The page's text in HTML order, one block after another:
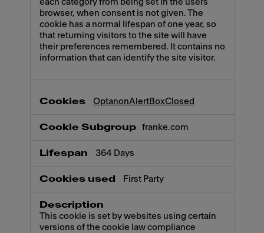
each category from being set in the users
browser, when consent is not given. The
cookie has a normal lifespan of one year, so
that returning visitors to the site will have
their preferences remembered. It contains no
information that can identify the site visitor.
OptanonAlertBoxClosed
franke.com
364 Days
First Party
This cookie is set by websites using certain
versions of the cookie law compliance